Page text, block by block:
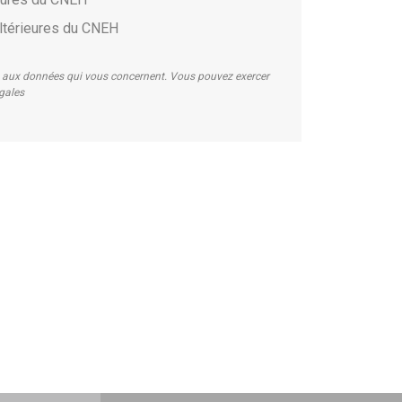
du CNEH
données qui vous concernent. Vous pouvez exercer